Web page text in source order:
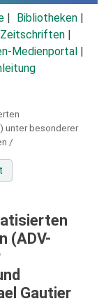
Bibliotheken
Medienportal
unter besonderer
/
(ADV-
Gautier